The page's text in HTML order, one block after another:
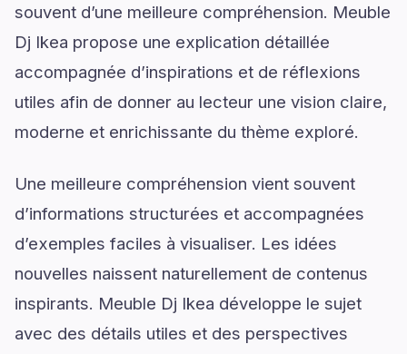
souvent d’une meilleure compréhension. Meuble
Dj Ikea propose une explication détaillée
accompagnée d’inspirations et de réflexions
utiles afin de donner au lecteur une vision claire,
moderne et enrichissante du thème exploré.
Une meilleure compréhension vient souvent
d’informations structurées et accompagnées
d’exemples faciles à visualiser. Les idées
nouvelles naissent naturellement de contenus
inspirants. Meuble Dj Ikea développe le sujet
avec des détails utiles et des perspectives